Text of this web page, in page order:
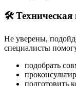
🛠 Техническая
Не уверены,
специалисты
подобрать
подготовить